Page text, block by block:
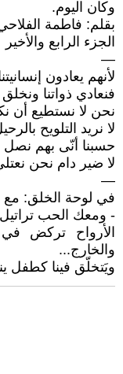
وكان اليوم.
بقلم: فاطمة
الجزء الرابع والأخير
—
لأنهم يعادون
فنعادي ذواتنا
نحن لا نستطيع أن
لا نريد التلويح
حسبنا أنّى بهم نصل
لا ضير دام نحن
—
في لوحة الخلق: مع
- ومعك الحب
الأرواح تركض
والخارج...
ويَتخلّق فينا كطفل